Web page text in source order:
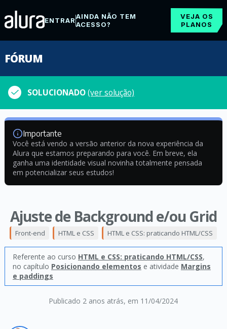
ENTRARAINDA NÃO TEM
ACESSO?
VEJA OS
PLANOS
FÓRUM
SOLUCIONADO(ver solução)
Importante
Você está vendo a versão anterior da nova experiência da
Alura que estamos preparando para você. Em breve, ela
ganha uma identidade visual novinha totalmente pensada
em potencializar seus estudos!
Ajuste de Background e/ou Grid
Publicado 2 anos atrás, em 11/04/2024
Front-end HTML e CSS HTML e CSS: praticando HTML/CSS
Referente ao curso HTML e CSS: praticando HTML/CSS,
no capítulo Posicionando elementos e atividade Margins
e paddings